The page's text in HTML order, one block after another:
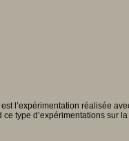
l’expérimentation réalisée
type d’expérimentations sur